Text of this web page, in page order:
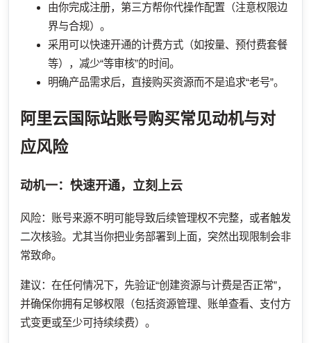
由你完成注册，第三方帮你代操作配置（注意权限边
界与合规）。
采用可以快速开通的计费方式（如按量、预付费套餐
等），减少“等审核”的时间。
明确产品需求后，直接购买资源而不是追求“老号”。
阿里云国际站账号购买常见动机与对
应风险
动机一：快速开通，立刻上云
风险：账号来源不明可能导致后续管理权不完整，或者触发
二次核验。尤其当你把业务部署到上面，突然出现限制会非
常致命。
建议：在任何情况下，先验证“创建资源与计费是否正常”，
并确保你拥有足够权限（包括资源管理、账单查看、支付方
式变更或至少可持续续费）。